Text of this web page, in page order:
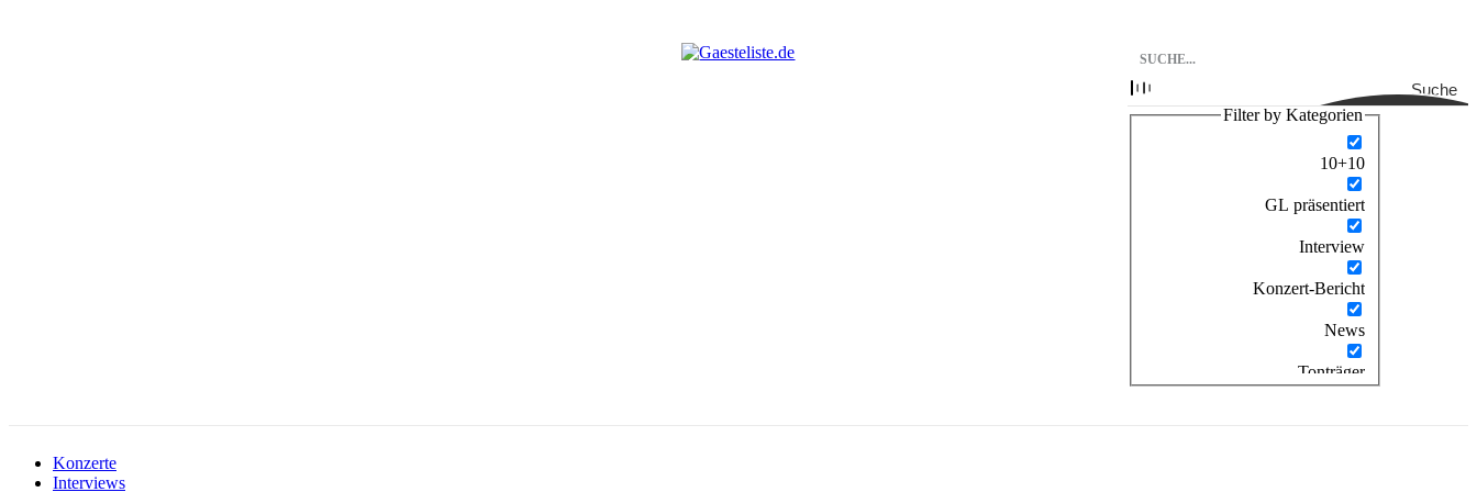
Suche
Filter by Kategorien
10+10
GL präsentiert
Interview
Konzert-Bericht
News
Tonträger
Konzerte
Interviews